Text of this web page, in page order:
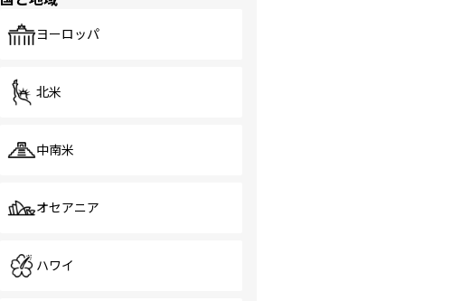
ヨーロッパ
北米
中南米
オセアニア
ハワイ